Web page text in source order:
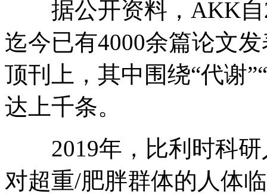
据公开资料，AKK自
迄今已有4000余篇论文
顶刊上，其中围绕“代谢
达上千条。
2019年，比利时科研
对超重/肥胖群体的人体